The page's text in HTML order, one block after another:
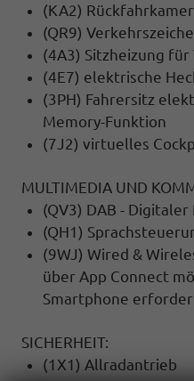
(KA2)
(QR9)
(4A3) Sitzheizung
(4E7) elektrische
(3PH) Fahrersitz
Memory-Funktion
(7J2) virtuelles
MULTIMEDIA UND
(QV3) DAB -
(QH1)
(9WJ) Wired &
über App Connect
Smartphone
SICHERHEIT:
(1X1) Allradantrieb